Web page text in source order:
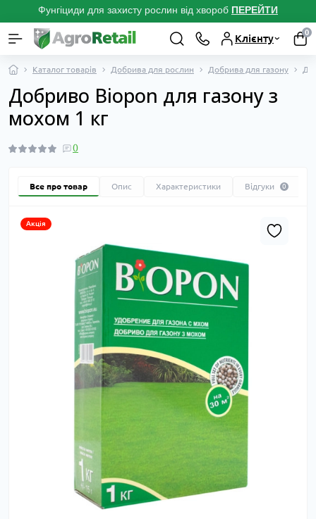
Фунгіциди для захисту рослин від хвороб ПЕРЕЙТИ
Клієнту
0
Каталог товарів Добрива для рослин Добрива для газону
Добриво Biopon для газону з
мохом 1 кг
0
Все про товар Опис Характеристики Відгуки 0
Акція